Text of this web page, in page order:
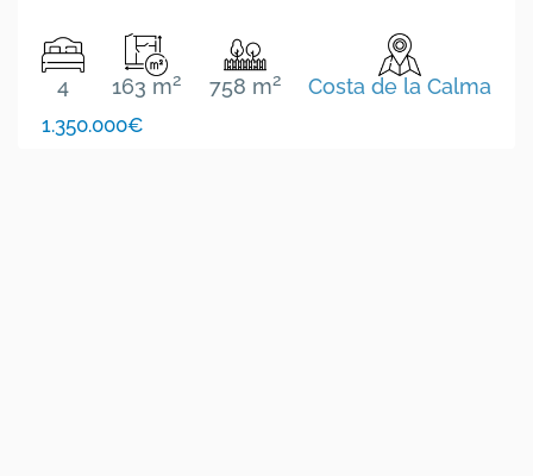
4 163 m2 758 m2 Costa de la Calma
1.350.000€